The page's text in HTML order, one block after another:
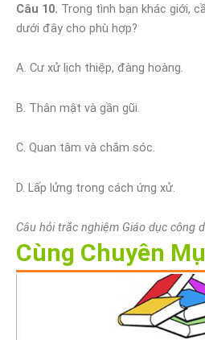
Câu 10. Trong tình bạn khác giới,
dưới đây cho phù hợp?
A. Cư xử lịch thiệp, đàng hoàng.
B. Thân mật và gần gũi.
C. Quan tâm và chăm sóc.
D. Lấp lửng trong cách ứng xử.
Câu hỏi trắc nghiệm Giáo dục công
Cùng Chuyên